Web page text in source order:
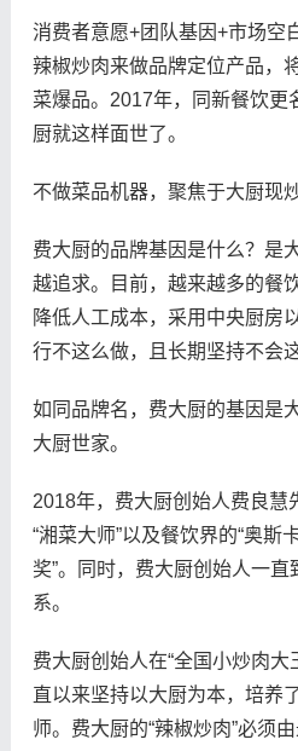
消费者意愿+团队基因+市场空
辣椒炒肉来做品牌定位产品，
菜爆品。2017年，同新餐饮更
厨就这样面世了。
不做菜品机器，聚焦于大厨现
费大厨的品牌基因是什么？是
越追求。目前，越来越多的餐
降低人工成本，采用中央厨房
行不这么做，且长期坚持不会
如同品牌名，费大厨的基因是
大厨世家。
2018年，费大厨创始人费良慧
“湘菜大师”以及餐饮界的“奥
奖”。同时，费大厨创始人一
系。
费大厨创始人在“全国小炒肉大
直以来坚持以大厨为本，培养
师。费大厨的“辣椒炒肉”必须